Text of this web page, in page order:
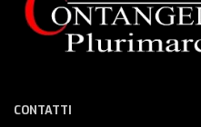
CONTATTI